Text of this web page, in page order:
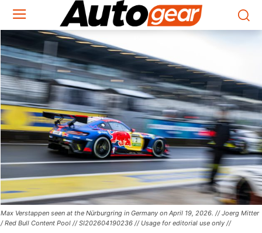
Max Verstappen seen at the Nürburgring in Germany on April 19, 2026. // Joerg Mitter
/ Red Bull Content Pool // SI202604190236 // Usage for editorial use only //